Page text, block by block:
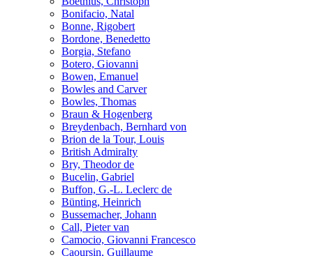
Bonifacio, Natal
Bonne, Rigobert
Bordone, Benedetto
Borgia, Stefano
Botero, Giovanni
Bowen, Emanuel
Bowles and Carver
Bowles, Thomas
Braun & Hogenberg
Breydenbach, Bernhard von
Brion de la Tour, Louis
British Admiralty
Bry, Theodor de
Bucelin, Gabriel
Buffon, G.-L. Leclerc de
Bünting, Heinrich
Bussemacher, Johann
Call, Pieter van
Camocio, Giovanni Francesco
Caoursin, Guillaume